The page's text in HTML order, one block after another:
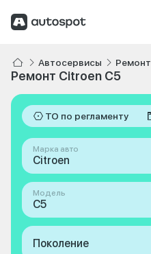
Автосервисы Ремонт
Ремонт Citroen C5
ТО по регламенту
Марка авто
Citroen
Модель
C5
Поколение